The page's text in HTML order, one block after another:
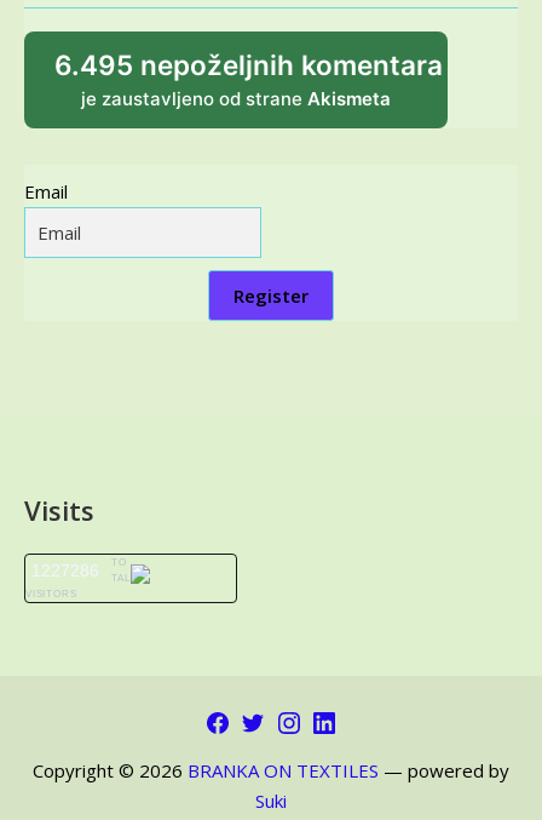
6.495 nepoželjnih komentara
je zaustavljeno od strane Akismeta
Email
Register
Visits
1227286
TO
TAL
VISITORS
Facebook
TwitterInstagram
LinkedIn
Copyright © 2026 BRANKA ON TEXTILES — powered by
Suki